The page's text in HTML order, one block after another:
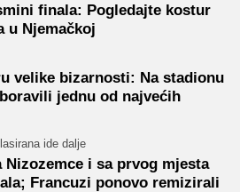
finala: Pogledajte kostur
u Njemačkoj
velike bizarnosti: Na stadionu
jednu od najvećih
ide dalje
i sa prvog mjesta
Francuzi ponovo remizirali